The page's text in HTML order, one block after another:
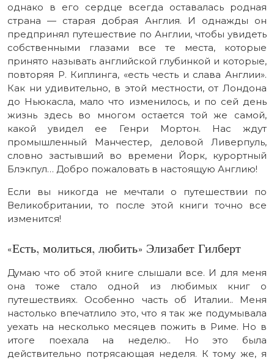
однако в его сердце всегда оставалась родная
страна — старая добрая Англия. И однажды он
предпринял путешествие по Англии, чтобы увидеть
собственными глазами все те места, которые
принято называть английской глубинкой и которые,
повторяя Р. Киплинга, «есть честь и слава Англии».
Как ни удивительно, в этой местности, от Лондона
до Ньюкасла, мало что изменилось, и по сей день
жизнь здесь во многом остается той же самой,
какой увидел ее Генри Мортон. Нас ждут
промышленный Манчестер, деловой Ливерпуль,
словно застывший во времени Йорк, курортный
Блэкпул… Добро пожаловать в настоящую Англию!
Если вы никогда не мечтали о путешествии по
Великобритании, то после этой книги точно все
изменится!
«Есть, молиться, любить» Элизабет Гилберт
Думаю что об этой книге слышали все. И для меня
она тоже стало одной из любимых книг о
путешествиях. Особенно часть об Италии.. Меня
настолько впечатлило это, что я так же подумывала
уехать на несколько месяцев пожить в Риме. Но в
итоге поехала на неделю.. Но это была
действительно потрясающая неделя. К тому же, я